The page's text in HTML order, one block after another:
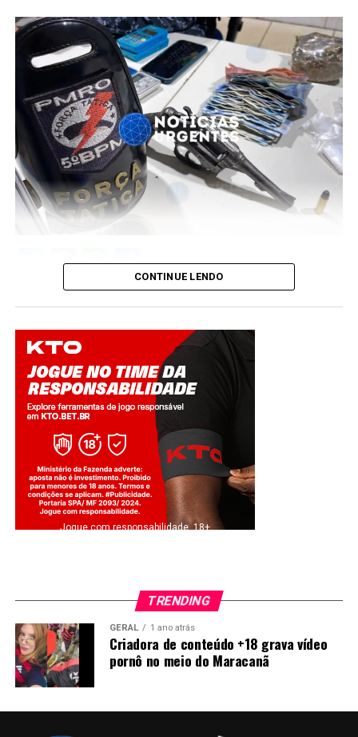
Twitter
Facebook
WhatsApp
Share
CONTINUE LENDO
Jogue com responsabilidade. 18+
TRENDING
GERAL 1 ano atrás
Criadora de conteúdo +18 grava vídeo
pornô no meio do Maracanã